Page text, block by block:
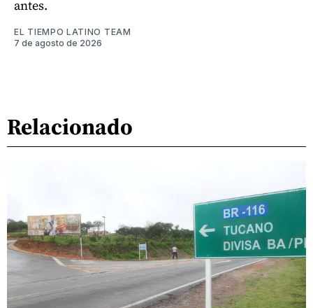
antes.
EL TIEMPO LATINO TEAM
7 de agosto de 2026
Relacionado